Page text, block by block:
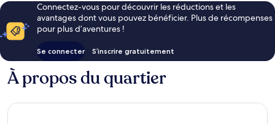
Connectez-vous pour découvrir les réductions et les
avantages dont vous pouvez bénéficier. Plus de récompenses
pour plus d’aventures !
Se connecter S’inscrire gratuitement
À propos du quartier